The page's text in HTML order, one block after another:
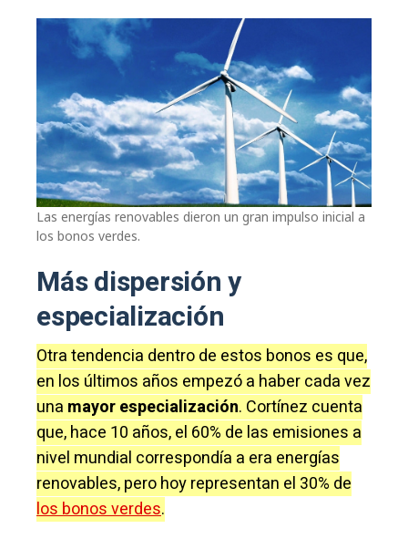
Las energías renovables dieron un gran impulso inicial a
los bonos verdes.
Más dispersión y
especialización
Otra tendencia dentro de estos bonos es que,
en los últimos años empezó a haber cada vez
una mayor especialización. Cortínez cuenta
que, hace 10 años, el 60% de las emisiones a
nivel mundial correspondía a era energías
renovables, pero hoy representan el 30% de
los bonos verdes.